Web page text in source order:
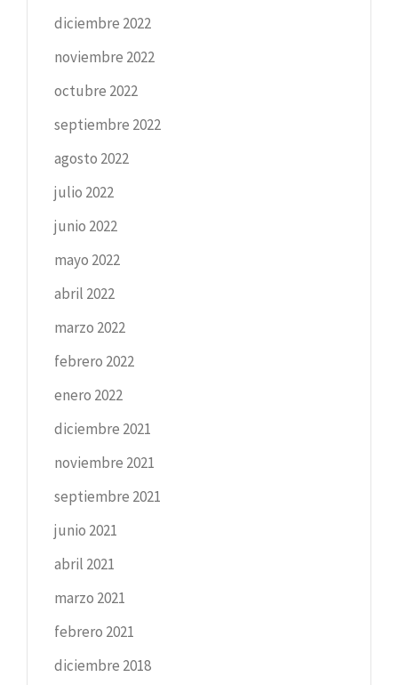
diciembre 2022
noviembre 2022
octubre 2022
septiembre 2022
agosto 2022
julio 2022
junio 2022
mayo 2022
abril 2022
marzo 2022
febrero 2022
enero 2022
diciembre 2021
noviembre 2021
septiembre 2021
junio 2021
abril 2021
marzo 2021
febrero 2021
diciembre 2018